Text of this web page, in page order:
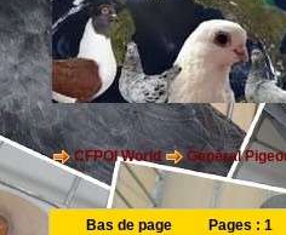
CFPOI World Général
Bas de page Pages : 1